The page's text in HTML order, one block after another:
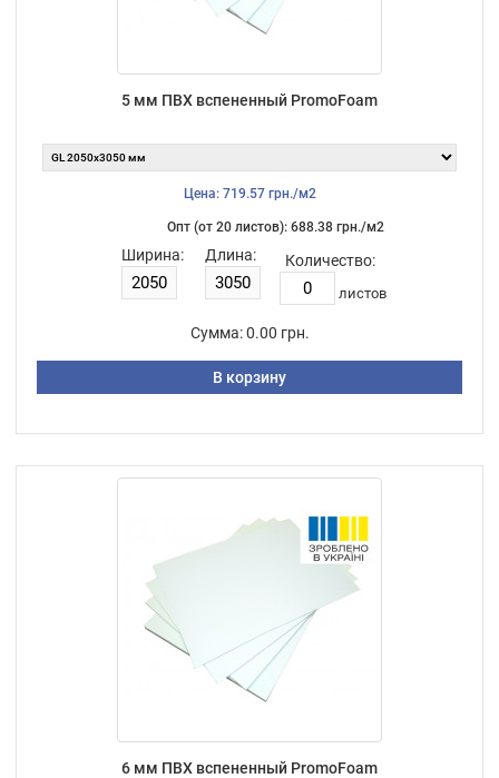
5 мм ПВХ вспененный PromoFoam
Цена: 719.57 грн./м2
Опт (от 20 листов): 688.38 грн./м2
Ширина: Длина: Количество:
листов
Сумма: 0.00 грн.
В корзину
6 мм ПВХ вспененный PromoFoam